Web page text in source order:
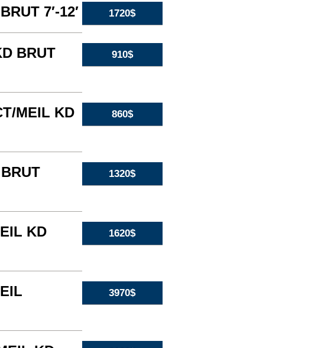
7′-12′ 1720$
BRUT
910$
MEIL KD
860$
1320$
KD
1620$
3970$